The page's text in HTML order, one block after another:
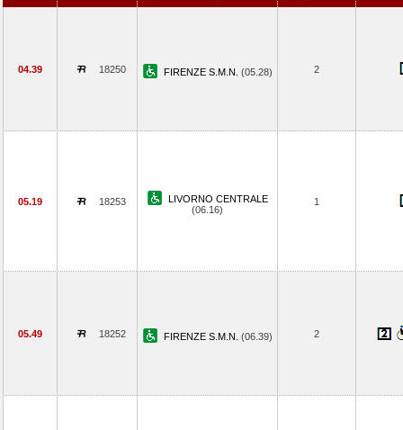
04.39 18250 FIRENZE S.M.N. (05.28) 2
05.19 18253
LIVORNO CENTRALE
(06.16)
1
05.49 18252 FIRENZE S.M.N. (06.39) 2